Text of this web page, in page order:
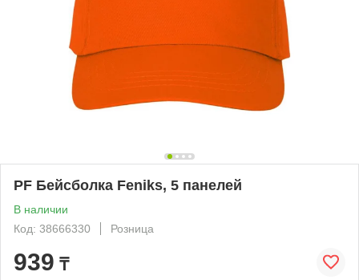
PF Бейсболка Feniks, 5 панелей
В наличии
Код: 38666330
Розница
939 ₸